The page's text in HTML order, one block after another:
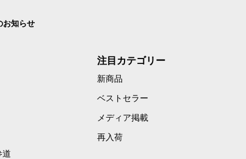
お知らせ
道
注目カテゴリー
新商品
ベストセラー
メディア掲載
再入荷